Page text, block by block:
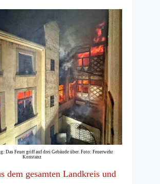
Das Feuer griff auf drei Gebäude über. Foto: Feuerwehr
Konstanz
dem gesamten Landkreis und